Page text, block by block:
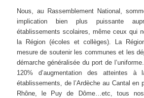
Nous, au Rassemblement National,
implication bien plus puissante
établissements scolaires, même ceux qui
la Région (écoles et collèges). La
mesure de soutenir les communes et les
démarche généralisée du port de
120% d’augmentation des atteintes
établissements, de l’Ardèche au Cantal en
Rhône, le Puy de Dôme…etc, tous nos